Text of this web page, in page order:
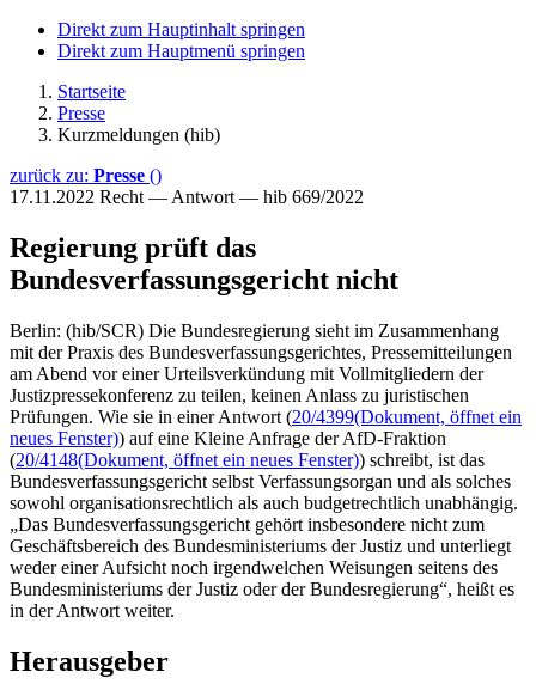
Direkt zum Hauptinhalt springen
Direkt zum Hauptmenü springen
Startseite
Presse
Kurzmeldungen (hib)
zurück zu: Presse ()
17.11.2022 Recht — Antwort — hib 669/2022
Regierung prüft das
Bundesverfassungsgericht nicht
Berlin: (hib/SCR) Die Bundesregierung sieht im Zusammenhang
mit der Praxis des Bundesverfassungsgerichtes, Pressemitteilungen
am Abend vor einer Urteilsverkündung mit Vollmitgliedern der
Justizpressekonferenz zu teilen, keinen Anlass zu juristischen
Prüfungen. Wie sie in einer Antwort (20/4399(Dokument, öffnet ein
neues Fenster)) auf eine Kleine Anfrage der AfD-Fraktion
(20/4148(Dokument, öffnet ein neues Fenster)) schreibt, ist das
Bundesverfassungsgericht selbst Verfassungsorgan und als solches
sowohl organisationsrechtlich als auch budgetrechtlich unabhängig.
„Das Bundesverfassungsgericht gehört insbesondere nicht zum
Geschäftsbereich des Bundesministeriums der Justiz und unterliegt
weder einer Aufsicht noch irgendwelchen Weisungen seitens des
Bundesministeriums der Justiz oder der Bundesregierung“, heißt es
in der Antwort weiter.
Herausgeber